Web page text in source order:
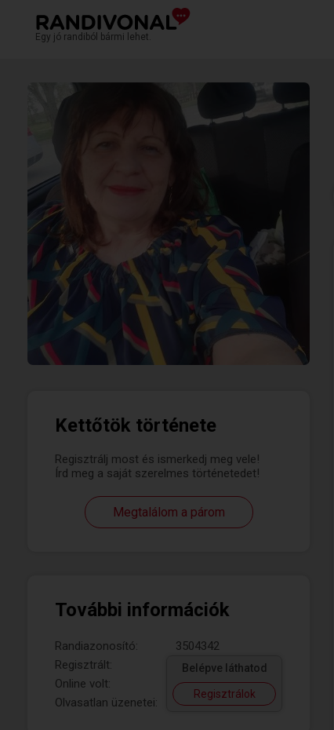
Egy jó randiból bármi lehet.
Kettőtök története
Regisztrálj most és ismerkedj meg vele!
Írd meg a saját szerelmes történetedet!
Megtalálom a párom
További információk
Randiazonosító:
3504342
Regisztrált:
Online volt:
Olvasatlan üzenetei:
Belépve láthatod
Regisztrálok